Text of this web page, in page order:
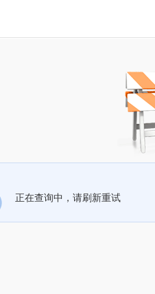
正在查询中，请刷新重试